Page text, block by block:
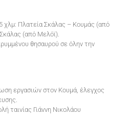
χλμ: Πλατεία Σκάλας – Κουμάς (από
(από Μελόϊ).
θησαυρού σε όλην την
εργασιών στον Κουμά, έλεγχος
ταινίας Γιάννη Νικολάου